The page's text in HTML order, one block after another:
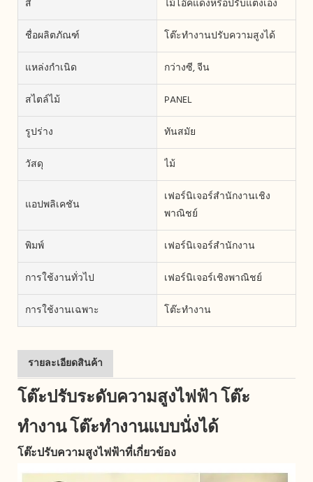
สี
ไม้โอ๊คแดงหรือปรับแต่งเอง
ชื่อผลิตภัณฑ์
โต๊ะทำงานปรับความสูงได้
แหล่งกำเนิด
กว่างซี, จีน
สไตล์ไม้
PANEL
รูปร่าง
ทันสมัย
วัสดุ
ไม้
แอปพลิเคชัน
เฟอร์นิเจอร์สำนักงานเชิง
พาณิชย์
พิมพ์
เฟอร์นิเจอร์สำนักงาน
การใช้งานทั่วไป
เฟอร์นิเจอร์เชิงพาณิชย์
การใช้งานเฉพาะ
โต๊ะทำงาน
รายละเอียดสินค้า
โต๊ะปรับระดับความสูงไฟฟ้า โต๊ะ
ทำงาน โต๊ะทำงานแบบนั่งได้
โต๊ะปรับความสูงไฟฟ้าที่เกี่ยวข้อง